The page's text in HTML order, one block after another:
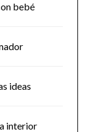
bebé
ideas
interior